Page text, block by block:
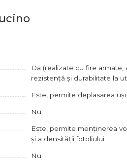
Da (realizate cu fire armate,
rezistență și durabilitate la
Este, permite deplasarea
Nu
Este, permite menținerea
și a densității fotoliului
Nu